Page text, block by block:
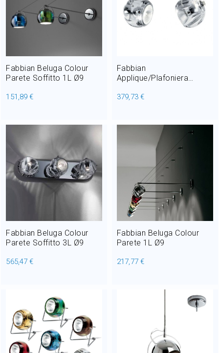
Fabbian Beluga Colour
Parete Soffitto 1L Ø9
151,89 €
Fabbian
Applique/Plafoniera
GU10 2 Luci L 27 cm
379,73 €
Fabbian Beluga Colour
Parete Soffitto 3L Ø9
565,47 €
Fabbian Beluga Colour
Parete 1L Ø9
217,77 €